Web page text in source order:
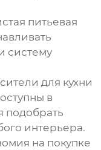
питьевая
систему
для кухни
в
подобрать
интерьера.
на покупке